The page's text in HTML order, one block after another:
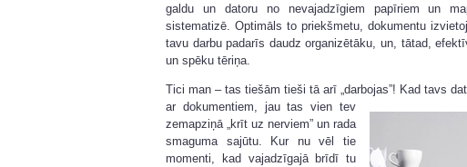
galdu un datoru no nevajadzīgiem papīriem un
sistematizē. Optimāls to priekšmetu, dokumentu
tavu darbu padarīs daudz organizētāku, un, tātad,
un spēku tēriņa.
Tici man – tas tiešām tieši tā arī „darbojas”! Kad tavs
ar dokumentiem, jau tas vien tev
zemapziņā „krīt uz nerviem” un rada
smaguma sajūtu. Kur nu vēl tie
momenti, kad vajadzīgajā brīdī tu